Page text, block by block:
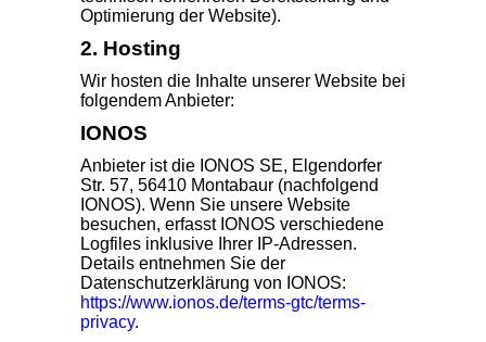
Optimierung der Website).
2. Hosting
Wir hosten die Inhalte unserer Website bei
folgendem Anbieter:
IONOS
Anbieter ist die IONOS SE, Elgendorfer
Str. 57, 56410 Montabaur (nachfolgend
IONOS). Wenn Sie unsere Website
besuchen, erfasst IONOS verschiedene
Logfiles inklusive Ihrer IP-Adressen.
Details entnehmen Sie der
Datenschutzerklärung von IONOS:
https://www.ionos.de/terms-gtc/terms-
privacy.